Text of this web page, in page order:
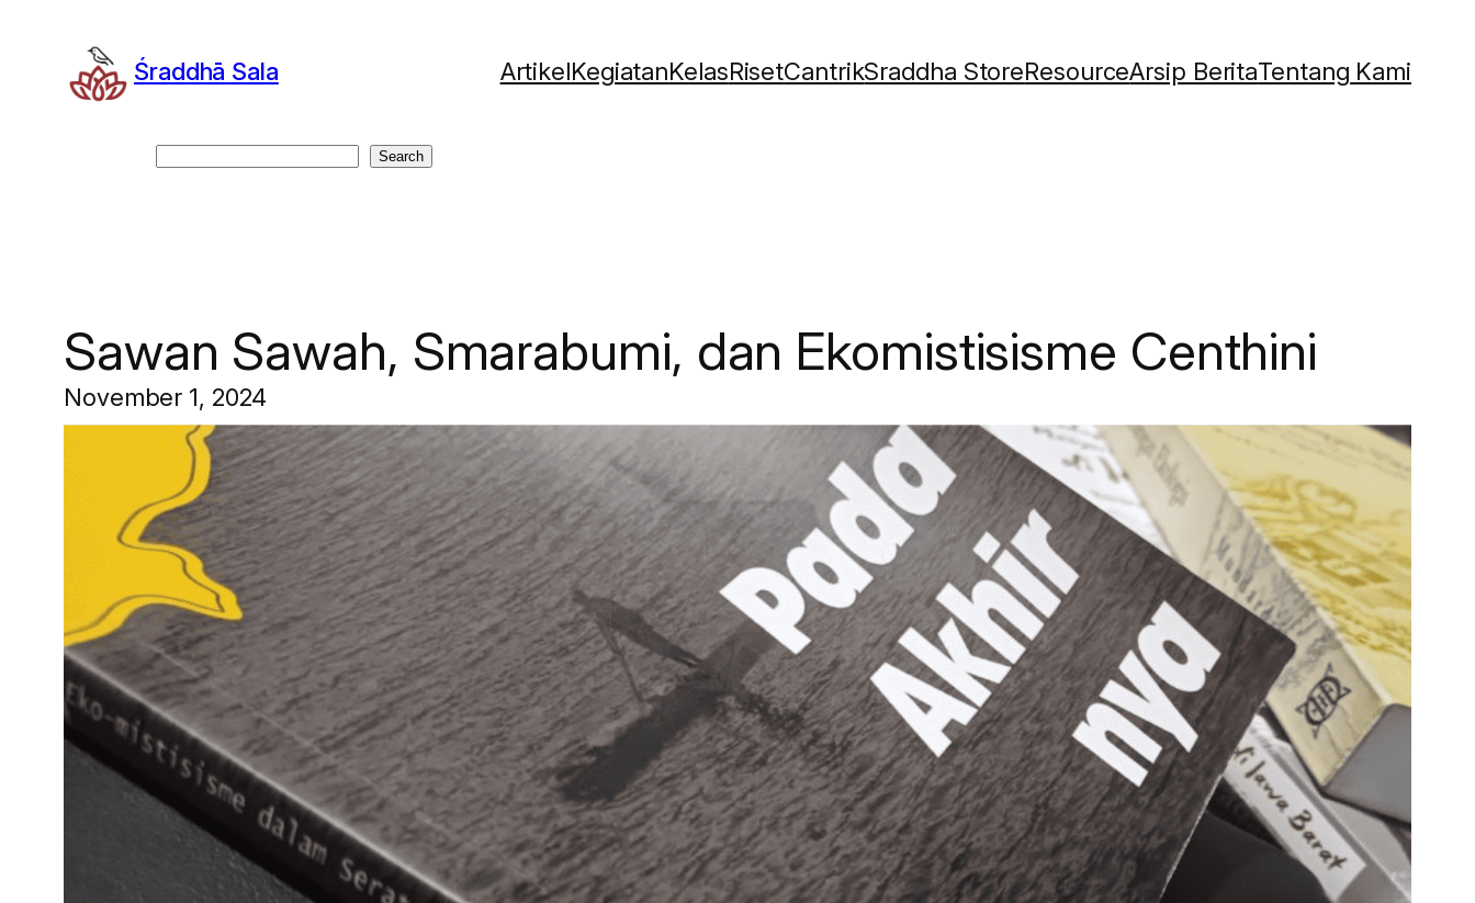
content
Śraddhā Sala ArtikelKegiatanKelasRisetCantrikSraddha StoreResourceArsip BeritaTentang Kami
Search Search
Sawan Sawah, Smarabumi, dan Ekomistisisme Centhini
November 1, 2024